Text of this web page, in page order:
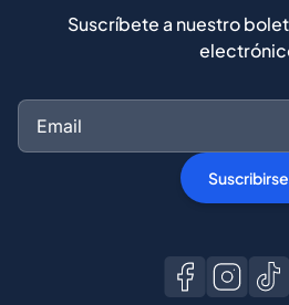
Suscríbete a nuestro
Suscribirse